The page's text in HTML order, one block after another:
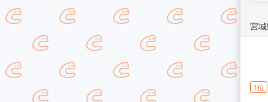
宮
1位